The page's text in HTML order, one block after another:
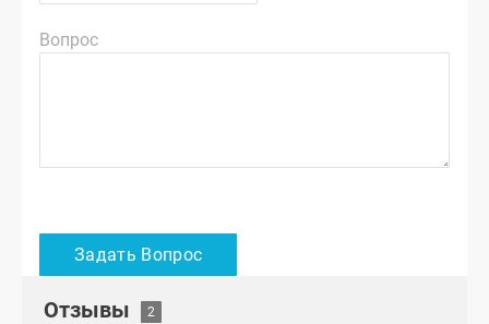
Вопрос
Отзывы